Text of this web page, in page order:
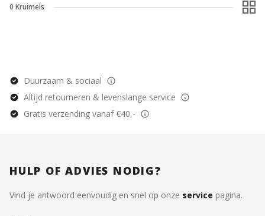
0 Kruimels
Duurzaam & sociaal
Altijd retourneren & levenslange service
Gratis verzending vanaf €40,-
HULP OF ADVIES NODIG?
Vind je antwoord eenvoudig en snel op onze service pagina.